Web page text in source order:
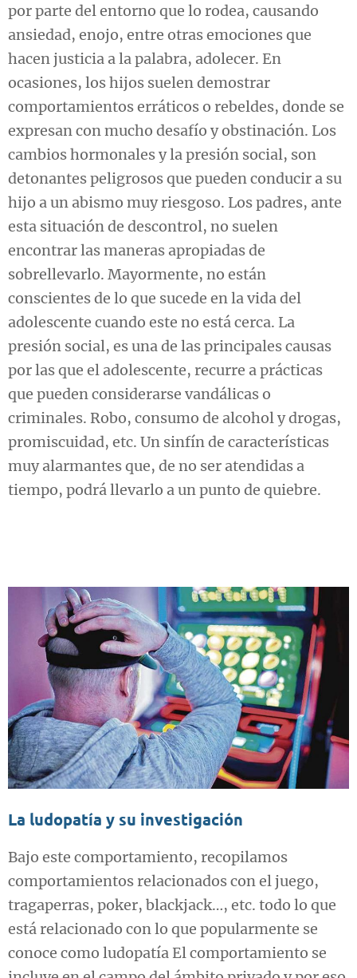
por parte del entorno que lo rodea, causando
ansiedad, enojo, entre otras emociones que
hacen justicia a la palabra, adolecer. En
ocasiones, los hijos suelen demostrar
comportamientos erráticos o rebeldes, donde se
expresan con mucho desafío y obstinación. Los
cambios hormonales y la presión social, son
detonantes peligrosos que pueden conducir a su
hijo a un abismo muy riesgoso. Los padres, ante
esta situación de descontrol, no suelen
encontrar las maneras apropiadas de
sobrellevarlo. Mayormente, no están
conscientes de lo que sucede en la vida del
adolescente cuando este no está cerca. La
presión social, es una de las principales causas
por las que el adolescente, recurre a prácticas
que pueden considerarse vandálicas o
criminales. Robo, consumo de alcohol y drogas,
promiscuidad, etc. Un sinfín de características
muy alarmantes que, de no ser atendidas a
tiempo, podrá llevarlo a un punto de quiebre.
La ludopatía y su investigación
Bajo este comportamiento, recopilamos
comportamientos relacionados con el juego,
tragaperras, poker, blackjack…, etc. todo lo que
está relacionado con lo que popularmente se
conoce como ludopatía El comportamiento se